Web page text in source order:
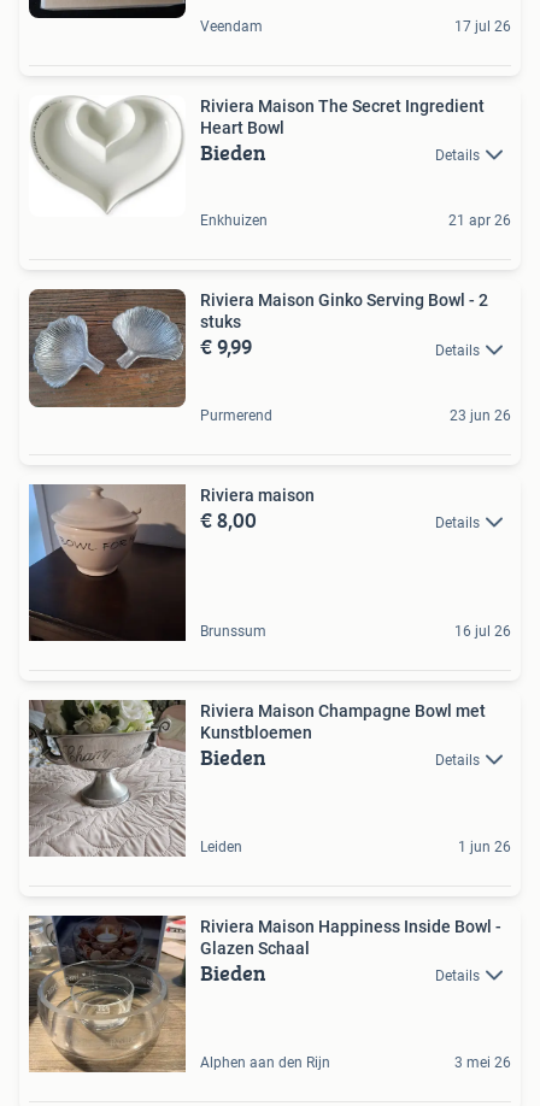
Veendam 17 jul 26
Riviera Maison The Secret Ingredient
Heart Bowl
Bieden Details
Enkhuizen 21 apr 26
Riviera Maison Ginko Serving Bowl - 2
stuks
€ 9,99 Details
Purmerend 23 jun 26
Riviera maison
€ 8,00 Details
Brunssum 16 jul 26
Riviera Maison Champagne Bowl met
Kunstbloemen
Bieden Details
Leiden 1 jun 26
Riviera Maison Happiness Inside Bowl -
Glazen Schaal
Bieden Details
Alphen aan den Rijn 3 mei 26